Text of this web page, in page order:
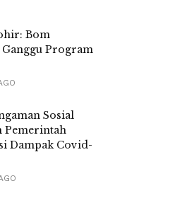
Bom
Ganggu Program
Sosial
Pemerintah
Dampak Covid-